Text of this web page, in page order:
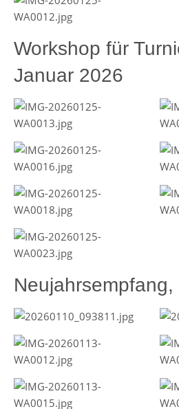
Workshop für
Januar 2026